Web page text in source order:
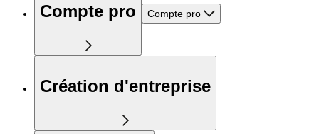
Compte pro Compte pro
Création d'entreprise